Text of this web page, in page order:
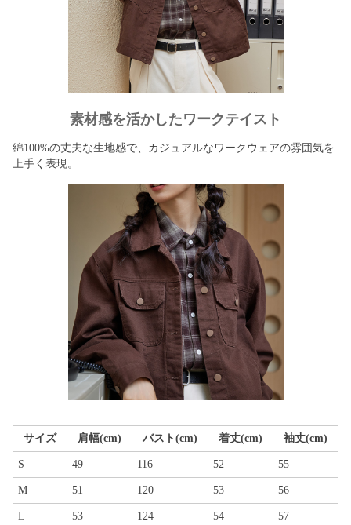
素材感を活かしたワークテイスト
綿100%の丈夫な生地感で、カジュアルなワークウェアの雰囲気を
上手く表現。
サイズ 肩幅(cm) バスト(cm) 着丈(cm) 袖丈(cm)
S 49 116 52 55
M 51 120 53 56
L 53 124 54 57